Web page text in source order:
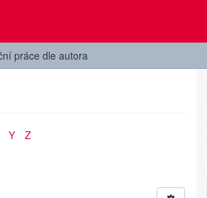
práce dle autora
Y Z